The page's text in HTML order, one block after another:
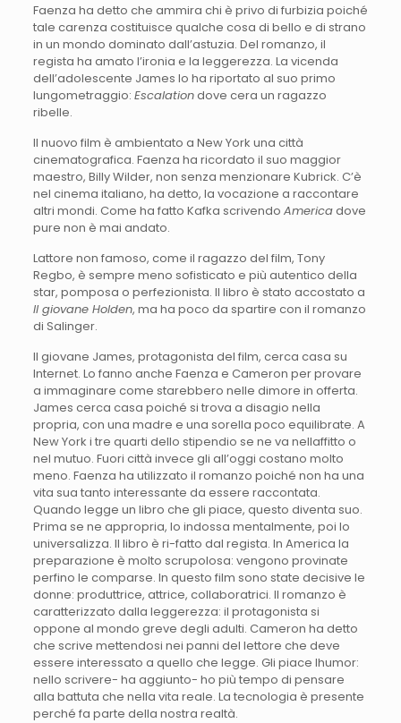
Faenza ha detto che ammira chi è privo di furbizia poiché
tale carenza costituisce qualche cosa di bello e di strano
in un mondo dominato dall’astuzia. Del romanzo, il
regista ha amato l’ironia e la leggerezza. La vicenda
dell’adolescente James lo ha riportato al suo primo
lungometraggio: Escalationdove cera un ragazzo
ribelle.
Il nuovo film è ambientato a New York una città
cinematografica. Faenza ha ricordato il suo maggior
maestro, Billy Wilder, non senza menzionare Kubrick. C’è
nel cinema italiano, ha detto, la vocazione a raccontare
altri mondi. Come ha fatto Kafka scrivendo Americadove
pure non è mai andato.
Lattore non famoso, come il ragazzo del film, Tony
Regbo, è sempre meno sofisticato e più autentico della
star, pomposa o perfezionista. Il libro è stato accostato a
Il giovane Holden, ma ha poco da spartire con il romanzo
di Salinger.
Il giovane James, protagonista del film, cerca casa su
Internet. Lo fanno anche Faenza e Cameron per provare
a immaginare come starebbero nelle dimore in offerta.
James cerca casa poiché si trova a disagio nella
propria, con una madre e una sorella poco equilibrate. A
New York i tre quarti dello stipendio se ne va nellaffitto o
nel mutuo. Fuori città invece gli all’oggi costano molto
meno. Faenza ha utilizzato il romanzo poiché non ha una
vita sua tanto interessante da essere raccontata.
Quando legge un libro che gli piace, questo diventa suo.
Prima se ne appropria, lo indossa mentalmente, poi lo
universalizza. Il libro è ri-fatto dal regista. In America la
preparazione è molto scrupolosa: vengono provinate
perfino le comparse. In questo film sono state decisive le
donne: produttrice, attrice, collaboratrici. Il romanzo è
caratterizzato dalla leggerezza: il protagonista si
oppone al mondo greve degli adulti. Cameron ha detto
che scrive mettendosi nei panni del lettore che deve
essere interessato a quello che legge. Gli piace lhumor:
nello scrivere- ha aggiunto- ho più tempo di pensare
alla battuta che nella vita reale. La tecnologia è presente
perché fa parte della nostra realtà.